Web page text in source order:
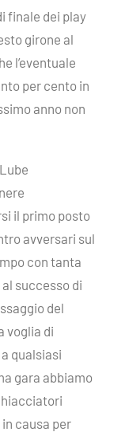
finale dei play
girone al
l’eventuale
per cento in
anno non
il primo posto
avversari sul
con tanta
successo di
del
voglia di
qualsiasi
gara abbiamo
causa per